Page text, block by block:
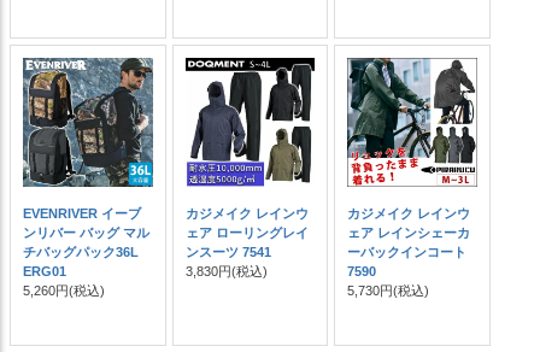
EVENRIVER イーブ
ンリバー バッグ マル
チバッグパック36L
ERG01
5,260円(税込)
カジメイク レインウ
ェア ローリングレイ
ンスーツ 7541
3,830円(税込)
カジメイク レインウ
ェア レインシェーカ
ーバックインコート
7590
5,730円(税込)